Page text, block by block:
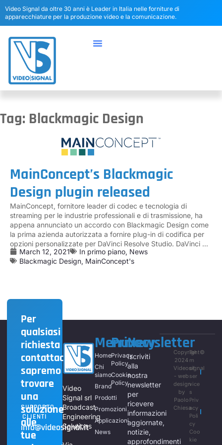
Video Signal da oltre 30 anni è Leader in Italia nelle forniture di
apparecchiature per la produzione video e la comunicazione.
Tag: Blackmagic Design
MainConcept’s Blackmagic
Design plugin released
MainConcept, fornitore leader di codec e tecnologia di
streaming per le industrie professionali e di trasmissione, ha
appena annunciato un accordo con Blackmagic Design come
la prima azienda autorizzata a fornire plug-in di codifica per
opzioni personalizzate per DaVinci Resolve Studio. DaVinci ...
March 12, 2021
In primo piano, News
Blackmagic Design, MainConcept's
Per
qualsiasi
richiesta
contattaci,
sapremo
trovare
una
soluzione
alle
tue
SUPPORTO
CLIENTI
info@videosignal.it
Video
Signal srl
Broadcast
Engineering
Solutions
Menu
Home
Chi
siamo
Brand
Prodotti
Promozioni
Applicazioni
News
Privacy
Privacy
Policy
Cookie
Policy
Newsletter
Iscriviti
alla
nostra
newsletter
per
ricevere
informazioni
aggiornate,
notizie,
approfondimenti
Copyright©
2024
Videosignal
- web
design
by
Paolo
Chiesa
Ter
m
of
ser
vice
s
Priv
acy
Poli
cy
Coo
kie